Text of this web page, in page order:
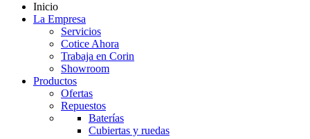
Inicio
La Empresa
Servicios
Cotice Ahora
Trabaja en Corin
Showroom
Productos
Ofertas
Repuestos
Baterías
Cubiertas y ruedas